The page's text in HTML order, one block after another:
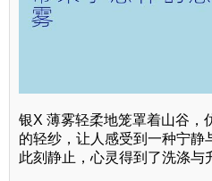
银X 薄雾轻柔地笼罩着山谷，
的轻纱，让人感受到一种宁静
此刻静止，心灵得到了洗涤与